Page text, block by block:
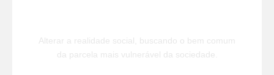
Alterar a realidade social, buscando o bem comum
da parcela mais vulnerável da sociedade.